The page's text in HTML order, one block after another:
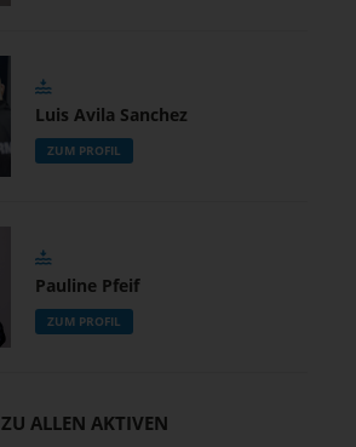
Luis Avila Sanchez
ZUM PROFIL
Pauline Pfeif
ZUM PROFIL
ZU ALLEN AKTIVEN